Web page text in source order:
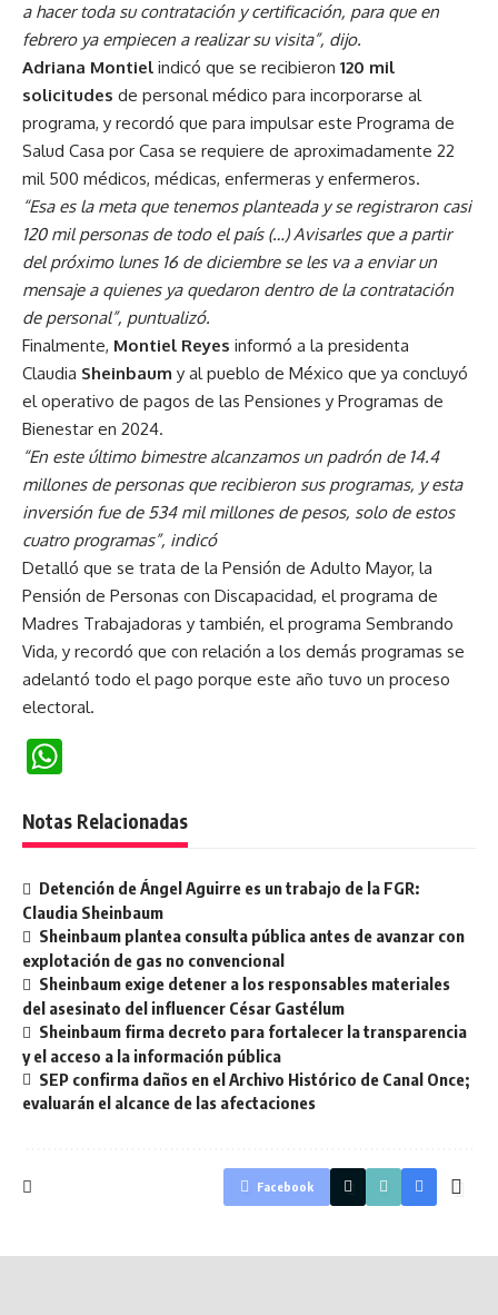
a hacer toda su contratación y certificación, para que en
febrero ya empiecen a realizar su visita”, dijo.
Adriana Montiel indicó que se recibieron 120 mil
solicitudes de personal médico para incorporarse al
programa, y recordó que para impulsar este Programa de
Salud Casa por Casa se requiere de aproximadamente 22
mil 500 médicos, médicas, enfermeras y enfermeros.
“Esa es la meta que tenemos planteada y se registraron casi
120 mil personas de todo el país (…) Avisarles que a partir
del próximo lunes 16 de diciembre se les va a enviar un
mensaje a quienes ya quedaron dentro de la contratación
de personal”, puntualizó.
Finalmente, Montiel Reyes informó a la presidenta
Claudia Sheinbaum y al pueblo de México que ya concluyó
el operativo de pagos de las Pensiones y Programas de
Bienestar en 2024.
“En este último bimestre alcanzamos un padrón de 14.4
millones de personas que recibieron sus programas, y esta
inversión fue de 534 mil millones de pesos, solo de estos
cuatro programas”, indicó
Detalló que se trata de la Pensión de Adulto Mayor, la
Pensión de Personas con Discapacidad, el programa de
Madres Trabajadoras y también, el programa Sembrando
Vida, y recordó que con relación a los demás programas se
adelantó todo el pago porque este año tuvo un proceso
electoral.
Notas Relacionadas
Detención de Ángel Aguirre es un trabajo de la FGR:
Claudia Sheinbaum
Sheinbaum plantea consulta pública antes de avanzar con
explotación de gas no convencional
Sheinbaum exige detener a los responsables materiales
del asesinato del influencer César Gastélum
Sheinbaum firma decreto para fortalecer la transparencia
y el acceso a la información pública
SEP confirma daños en el Archivo Histórico de Canal Once;
evaluarán el alcance de las afectaciones
Facebook